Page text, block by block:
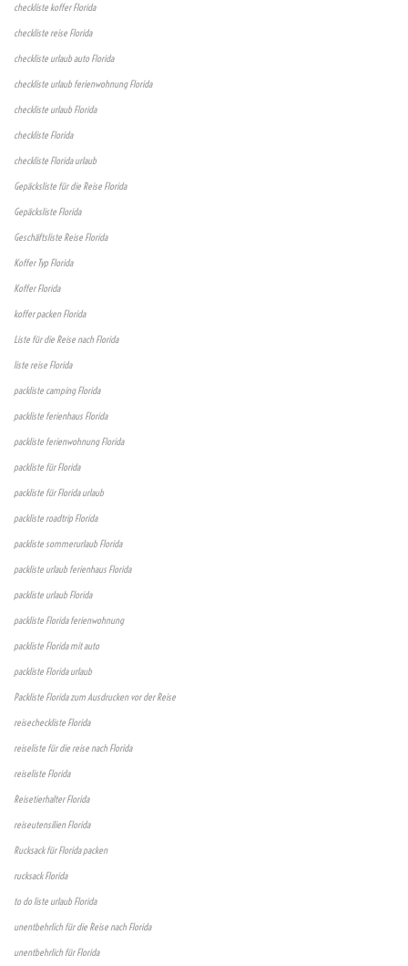
checkliste koffer Florida
checkliste reise Florida
checkliste urlaub auto Florida
checkliste urlaub ferienwohnung Florida
checkliste urlaub Florida
checkliste Florida
checkliste Florida urlaub
Gepäcksliste für die Reise Florida
Gepäcksliste Florida
Geschäftsliste Reise Florida
Koffer Typ Florida
Koffer Florida
koffer packen Florida
Liste für die Reise nach Florida
liste reise Florida
packliste camping Florida
packliste ferienhaus Florida
packliste ferienwohnung Florida
packliste für Florida
packliste für Florida urlaub
packliste roadtrip Florida
packliste sommerurlaub Florida
packliste urlaub ferienhaus Florida
packliste urlaub Florida
packliste Florida ferienwohnung
packliste Florida mit auto
packliste Florida urlaub
Packliste Florida zum Ausdrucken vor der Reise
reisecheckliste Florida
reiseliste für die reise nach Florida
reiseliste Florida
Reisetierhalter Florida
reiseutensilien Florida
Rucksack für Florida packen
rucksack Florida
to do liste urlaub Florida
unentbehrlich für die Reise nach Florida
unentbehrlich für Florida